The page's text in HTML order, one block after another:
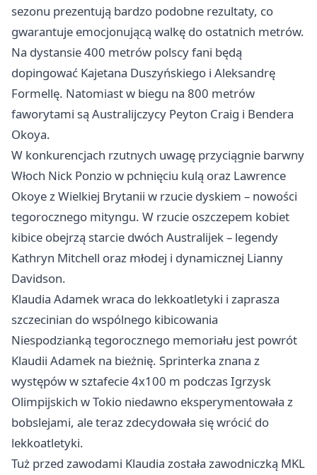
sezonu prezentują bardzo podobne rezultaty, co
gwarantuje emocjonującą walkę do ostatnich metrów.
Na dystansie 400 metrów polscy fani będą
dopingować Kajetana Duszyńskiego i Aleksandrę
Formellę. Natomiast w biegu na 800 metrów
faworytami są Australijczycy Peyton Craig i Bendera
Okoya.
W konkurencjach rzutnych uwagę przyciągnie barwny
Włoch Nick Ponzio w pchnięciu kulą oraz Lawrence
Okoye z Wielkiej Brytanii w rzucie dyskiem – nowości
tegorocznego mityngu. W rzucie oszczepem kobiet
kibice obejrzą starcie dwóch Australijek – legendy
Kathryn Mitchell oraz młodej i dynamicznej Lianny
Davidson.
Klaudia Adamek wraca do lekkoatletyki i zaprasza
szczecinian do wspólnego kibicowania
Niespodzianką tegorocznego memoriału jest powrót
Klaudii Adamek na bieżnię. Sprinterka znana z
występów w sztafecie 4x100 m podczas Igrzysk
Olimpijskich w Tokio niedawno eksperymentowała z
bobslejami, ale teraz zdecydowała się wrócić do
lekkoatletyki.
Tuż przed zawodami Klaudia została zawodniczką MKL